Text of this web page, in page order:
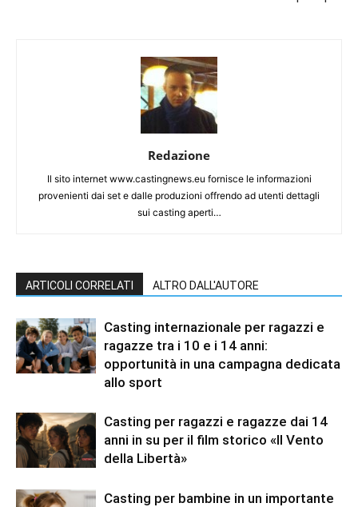
Redazione
Il sito internet www.castingnews.eu fornisce le informazioni
provenienti dai set e dalle produzioni offrendo ad utenti dettagli
sui casting aperti…
ARTICOLI CORRELATI ALTRO DALL'AUTORE
Casting internazionale per ragazzi e
ragazze tra i 10 e i 14 anni:
opportunità in una campagna dedicata
allo sport
Casting per ragazzi e ragazze dai 14
anni in su per il film storico «Il Vento
della Libertà»
Casting per bambine in un importante